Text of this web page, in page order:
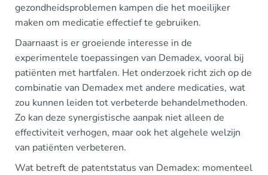
gezondheidsproblemen kampen die het moeilijker
maken om medicatie effectief te gebruiken.
Daarnaast is er groeiende interesse in de
experimentele toepassingen van Demadex, vooral bij
patiënten met hartfalen. Het onderzoek richt zich op de
combinatie van Demadex met andere medicaties, wat
zou kunnen leiden tot verbeterde behandelmethoden.
Zo kan deze synergistische aanpak niet alleen de
effectiviteit verhogen, maar ook het algehele welzijn
van patiënten verbeteren.
Wat betreft de patentstatus van Demadex: momenteel